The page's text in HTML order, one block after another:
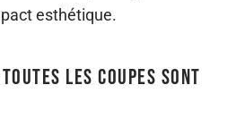
esthétique.
les coupes sont